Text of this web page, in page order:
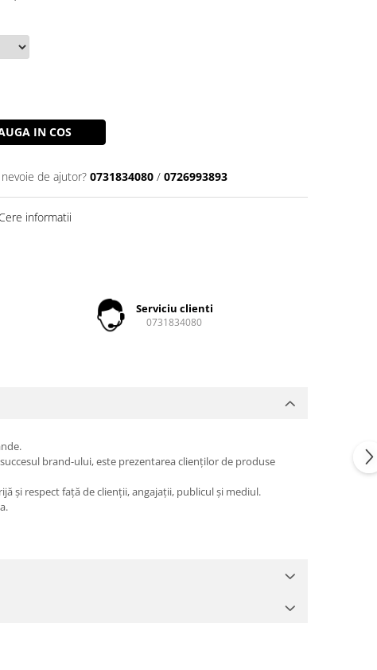
IN COS
de ajutor? 0731834080 / 0726993893
Cere informatii
Serviciu clienti
0731834080
brand-ului, este prezentarea clienților de produse
și respect față de clienții, angajații, publicul și mediul.